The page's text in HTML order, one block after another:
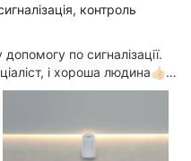
контроль
по сигналізації.
і хороша людина👍🏻…